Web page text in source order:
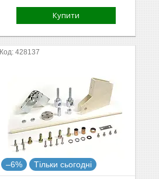
Купити
428137
–6% Тільки сьогодні